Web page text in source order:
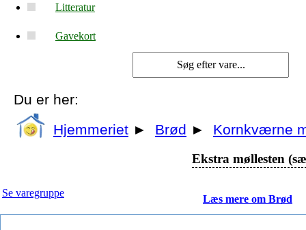
Litteratur
Gavekort
Du er her:
Hjemmeriet ► Brød ► Kornkværne
Ekstra møllesten
Se varegruppe
Læs mere om Brød